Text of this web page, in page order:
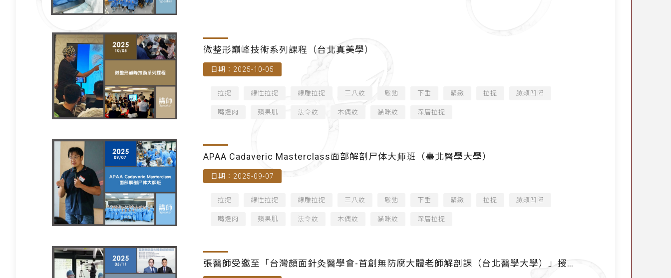
微整形巔峰技術系列課程（台北真美學）
日期：2025-10-05
拉提 線性拉提 線雕拉提 三八紋 鬆弛 下垂 緊緻 拉提 臉頰凹陷
嘴邊肉 蘋果肌 法令紋 木偶紋 貓咪紋 深層拉提
APAA Cadaveric Masterclass面部解剖尸体大师班（臺北醫學大學）
日期：2025-09-07
拉提 線性拉提 線雕拉提 三八紋 鬆弛 下垂 緊緻 拉提 臉頰凹陷
嘴邊肉 蘋果肌 法令紋 木偶紋 貓咪紋 深層拉提
張醫師受邀至「台灣顏面針灸醫學會-首創無防腐大體老師解剖課（台北醫學大學）」授課